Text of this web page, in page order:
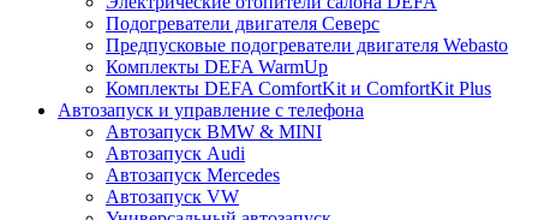
Подогреватели двигателя Северс
Предпусковые подогреватели двигателя Webasto
Комплекты DEFA WarmUp
Комплекты DEFA ComfortKit и ComfortKit Plus
Автозапуск и управление с телефона
Автозапуск BMW & MINI
Автозапуск Audi
Автозапуск Mercedes
Автозапуск VW